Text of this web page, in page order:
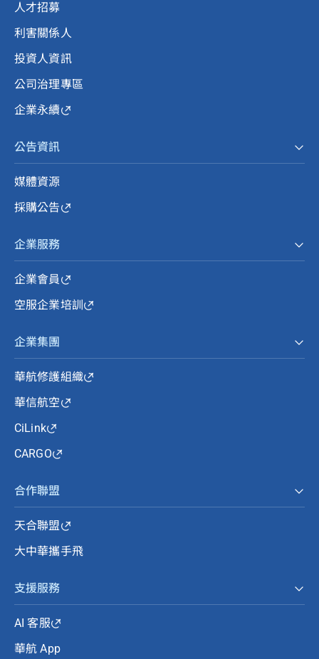
人才招募
利害關係人
投資人資訊
公司治理專區
企業永續
公告資訊
媒體資源
採購公告
企業服務
企業會員
空服企業培訓
企業集團
華航修護組織
華信航空
CiLink
CARGO
合作聯盟
天合聯盟
大中華攜手飛
支援服務
AI 客服
華航 App